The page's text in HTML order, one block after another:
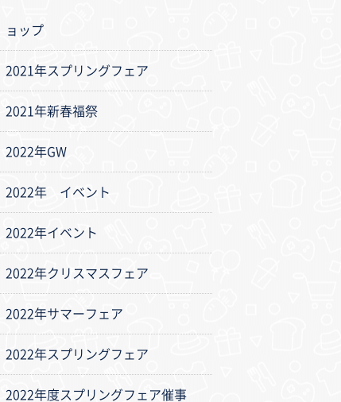
ョップ
2021年スプリングフェア
2021年新春福祭
2022年GW
2022年 イベント
2022年イベント
2022年クリスマスフェア
2022年サマーフェア
2022年スプリングフェア
2022年度スプリングフェア催事